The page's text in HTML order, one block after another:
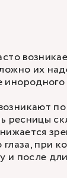
их
ресницы
при
и после